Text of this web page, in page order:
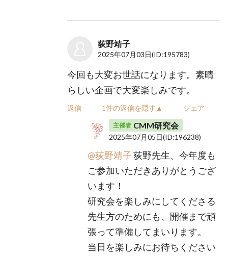
荻野靖子
2025年07月03日(ID:195783)
今回も大変お世話になります。素晴
らしい企画で大変楽しみです。
返信 1件の返信を隠す▲ シェア
主催者 CMM研究会
2025年07月05日(ID:196238)
@荻野靖子荻野先生、今年度も
ご参加いただきありがとうござ
います！
研究会を楽しみにしてくださる
先生方のためにも、開催まで頑
張って準備してまいります。
当日を楽しみにお待ちください